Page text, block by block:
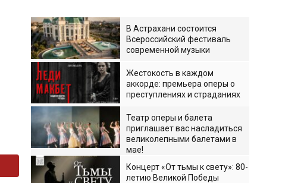
В Астрахани состоится
Всероссийский фестиваль
современной музыки
Жестокость в каждом
аккорде: премьера оперы о
преступлениях и страданиях
Театр оперы и балета
приглашает вас насладиться
великолепными балетами в
мае!
Концерт «От тьмы к свету»: 80-
летию Великой Победы